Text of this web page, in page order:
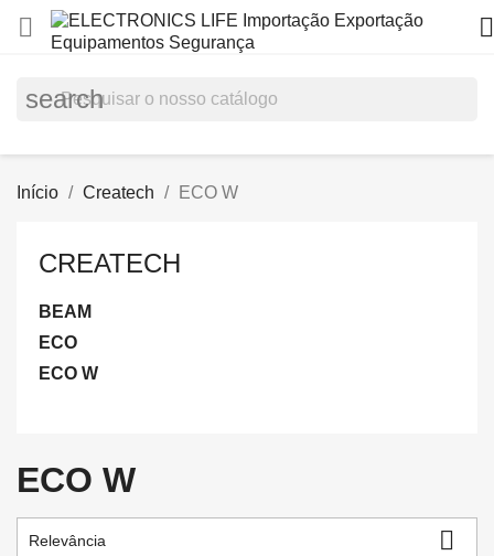
 
search
Início Createch ECO W
CREATECH
BEAM
ECO
ECO W
ECO W
Relevância 